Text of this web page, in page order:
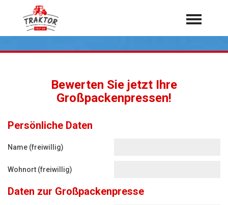
Home
Mähdrescher
Rundballenpressen
Radlader
Über 7.000 Testberichte
Bewerten Sie jetzt Ihre
Großpackenpressen!
Persönliche Daten
Name (freiwillig)
Wohnort (freiwillig)
Daten zur Großpackenpresse